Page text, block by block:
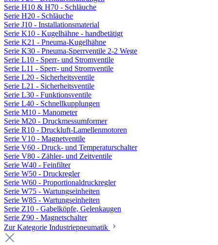
Serie H10 & H70 - Schläuche
Serie H20 - Schläuche
Serie J10 - Installationsmaterial
Serie K10 - Kugelhähne - handbetätigt
Serie K21 - Pneuma-Kugelhähne
Serie K30 - Pneuma-Sperrventile 2-2 Wege
Serie L10 - Sperr- und Stromventile
Serie L11 - Sperr- und Stromventile
Serie L20 - Sicherheitsventile
Serie L21 - Sicherheitsventile
Serie L30 - Funktionsventile
Serie L40 - Schnellkupplungen
Serie M10 - Manometer
Serie M20 - Druckmessumformer
Serie R10 - Druckluft-Lamellenmotoren
Serie V10 - Magnetventile
Serie V60 - Druck- und Temperaturschalter
Serie V80 - Zähler- und Zeitventile
Serie W40 - Feinfilter
Serie W50 - Druckregler
Serie W60 - Proportionaldruckregler
Serie W75 - Wartungseinheiten
Serie W85 - Wartungseinheiten
Serie Z10 - Gabelköpfe, Gelenkaugen
Serie Z90 - Magnetschalter
Zur Kategorie Industriepneumatik